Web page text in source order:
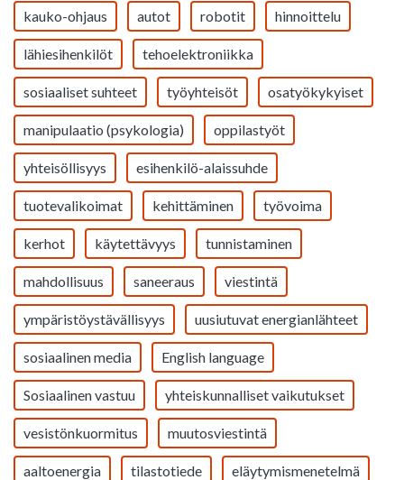
kauko-ohjaus autot robotit hinnoittelu
lähiesihenkilöt tehoelektroniikka
sosiaaliset suhteet työyhteisöt osatyökykyiset
manipulaatio (psykologia) oppilastyöt
yhteisöllisyys esihenkilö-alaissuhde
tuotevalikoimat kehittäminen työvoima
kerhot käytettävyys tunnistaminen
mahdollisuus saneeraus viestintä
ympäristöystävällisyys uusiutuvat energianlähteet
sosiaalinen media English language
Sosiaalinen vastuu yhteiskunnalliset vaikutukset
vesistönkuormitus muutosviestintä
aaltoenergia tilastotiede eläytymismenetelmä